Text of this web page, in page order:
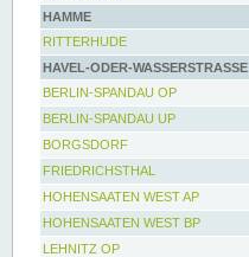
HAMME
RITTERHUDE
HAVEL-ODER-WASSERSTRASSE
BERLIN-SPANDAU OP
BERLIN-SPANDAU UP
BORGSDORF
FRIEDRICHSTHAL
HOHENSAATEN WEST AP
HOHENSAATEN WEST BP
LEHNITZ OP